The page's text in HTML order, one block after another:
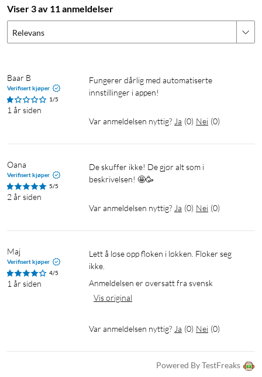
Lysfluks: 158 lm
Innebygd timerfunksjon
Egnet for temperaturer fra -30 °C til 60 °C.
Smart lyslenke Utendørsbelysning
Lyslenke Lyslenke med timer
Viser 3 av 11 anmeldelser
Relevans
Baar B
Verifisert kjøper
1/5
1 år siden
Fungerer dårlig med automatiserte
innstillinger i appen!
Var anmeldelsen nyttig? Ja (0) Nei (0)
Oana
Verifisert kjøper
5/5
2 år siden
De skuffer ikke! De gjør alt som i
beskrivelsen! 🤩🥳
Var anmeldelsen nyttig? Ja (0) Nei (0)
Maj
Verifisert kjøper
4/5
1 år siden
Lett å løse opp floken i løkken. Floker seg
ikke.
Anmeldelsen er oversatt fra svensk
Vis original
Var anmeldelsen nyttig? Ja (0) Nei (0)
Powered By TestFreaks